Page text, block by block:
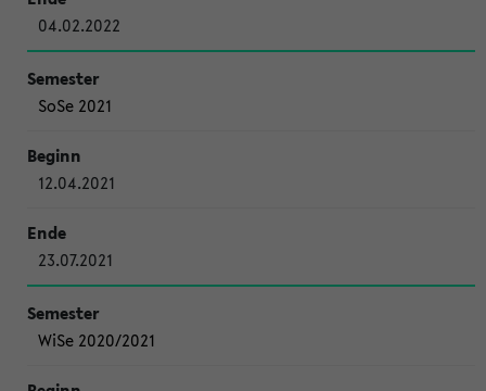
04.02.2022
SoSe 2021
12.04.2021
23.07.2021
WiSe 2020/2021